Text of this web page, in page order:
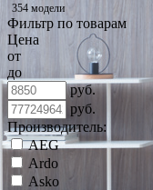
354 модели
Фильтр по товарам
Цена
от
до
руб.
руб.
Производитель:
AEG
Ardo
Asko